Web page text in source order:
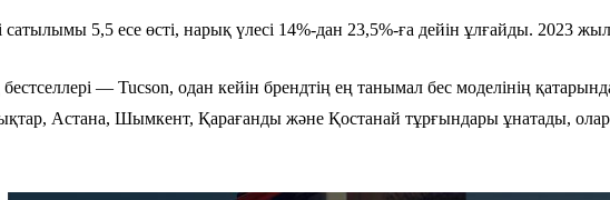
5,5 есе өсті, нарық үлесі 14%-дан 23,5%-ға дейін ұлғайды. 2023
— Tucson, одан кейін брендтің ең танымал бес моделінің
Астана, Шымкент, Қарағанды және Қостанай тұрғындары ұнатады,